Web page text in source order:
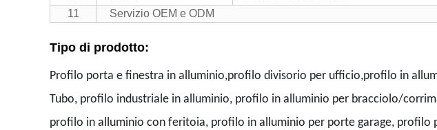
11
Servizio OEM e ODM
Tipo di prodotto:
Profilo porta e finestra in alluminio,profilo divisorio per ufficio,profilo in
Tubo, profilo industriale in alluminio, profilo in alluminio per bracciolo/
profilo in alluminio con feritoia, profilo in alluminio per porte garage,